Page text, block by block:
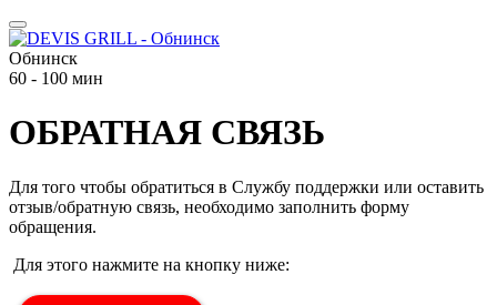
Обнинск
60 - 100 мин
ОБРАТНАЯ СВЯЗЬ
Для того чтобы обратиться в Службу поддержки или оставить
отзыв/обратную связь, необходимо заполнить форму
обращения.
Для этого нажмите на кнопку ниже: